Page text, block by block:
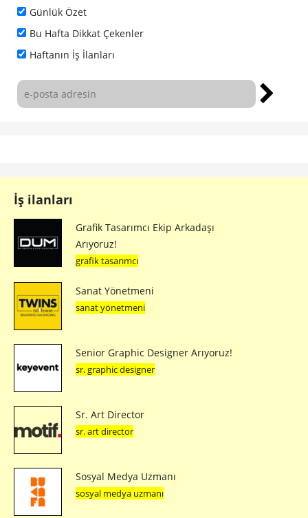
Günlük Özet
Bu Hafta Dikkat Çekenler
Haftanın İş İlanları
İş ilanları
Grafik Tasarımcı Ekip Arkadaşı
Arıyoruz!
grafik tasarımcı
Sanat Yönetmeni
sanat yönetmeni
Senior Graphic Designer Arıyoruz!
sr. graphic designer
Sr. Art Director
sr. art director
Sosyal Medya Uzmanı
sosyal medya uzmanı